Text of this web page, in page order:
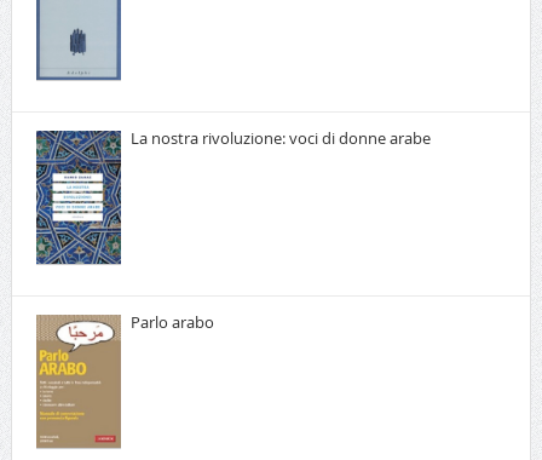
La nostra rivoluzione: voci di donne arabe
Parlo arabo